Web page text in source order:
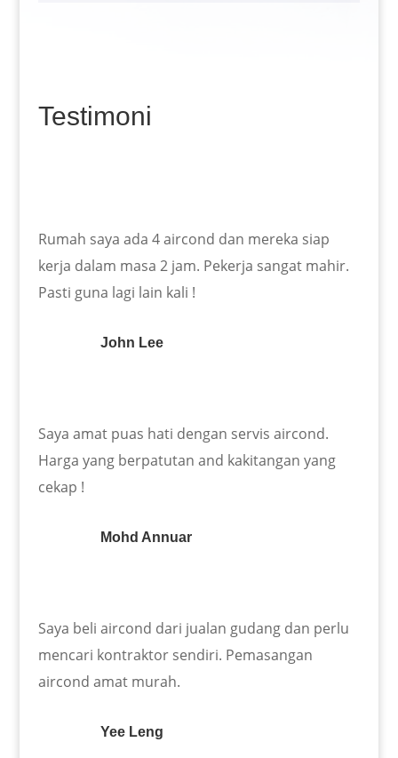
Testimoni
Rumah saya ada 4 aircond dan mereka siap
kerja dalam masa 2 jam. Pekerja sangat mahir.
Pasti guna lagi lain kali !
John Lee
Saya amat puas hati dengan servis aircond.
Harga yang berpatutan and kakitangan yang
cekap !
Mohd Annuar
Saya beli aircond dari jualan gudang dan perlu
mencari kontraktor sendiri. Pemasangan
aircond amat murah.
Yee Leng